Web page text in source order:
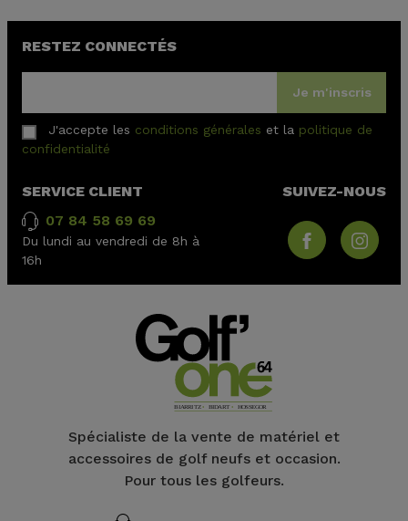
RESTEZ CONNECTÉS
Je m'inscris
J'accepte les conditions générales et la politique de
confidentialité
SERVICE CLIENT
07 84 58 69 69
Du lundi au vendredi de 8h à
16h
SUIVEZ-NOUS
Spécialiste de la vente de matériel et
accessoires de golf neufs et occasion.
Pour tous les golfeurs.